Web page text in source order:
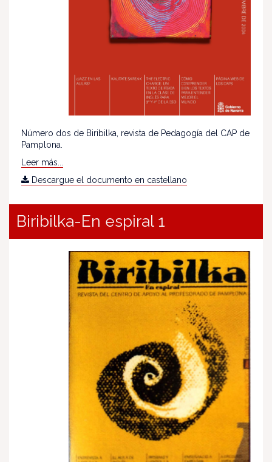
Número dos de Biribilka, revista de Pedagogía del CAP de
Pamplona.
Leer más...
Descargue el documento en castellano
Biribilka-En espiral 1